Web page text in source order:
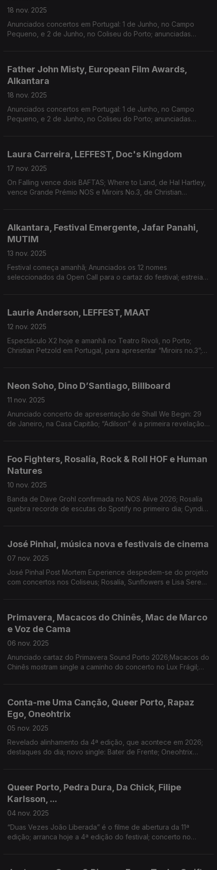
18 nov. 2025
Anunciados concertos em Portugal: 1 de Junho, no Campo
Pequeno, e 2 de Junho, no Coliseu do Porto; anunciadas
Father John Misty, European Film Awards,
Alkantara
18 nov. 2025
Anunciados concertos em Portugal: 1 de Junho, no Campo
Pequeno, e 2 de Junho, no Coliseu do Porto; anunciadas
Laura Carreira, LEFFEST, Doc's Kingdom
17 nov. 2025
On Falling vence dois BAFTAS; Where to Land, de Hal Hartley,
vence Grande Prémio NOS e Miroirs No.3, de Christian
Alkantara, Festival Emergente, Jafar Panahi,
MUTIM
13 nov. 2025
Festival começa amanhã; Anunciados os 12 nomes
seleccionados da Open Call para o cartaz do festival; estreia
Laurie Anderson, LEFFEST, MAAT
12 nov. 2025
Espectáculo X2 hoje e amanhã no Teatro Rivoli, no Porto;
Christian Petzold em Portugal, para apresentar “Miroirs no.3”;
Neon Soho, Dino D’Santiago, Billboard
11 nov. 2025
Anunciado concerto de apresentação de Shall We Begin: 29
de Janeiro, na Casa Capitão; “Adilson” é a primeira revelação
Foo Fighters, Rosalía, Rock & Roll HOF e Human
Natures
10 nov. 2025
Banda de Dave Grohl confirmada no NOS Alive 2026; Rosalía
quebra recorde de escutas do Spotify no primeiro dia; Cyndi
José Pinhal, música nova e festivais de cinema
07 nov. 2025
José Pinhal Post Mortem Experience despedem-se do projeto
com concertos nos Coliseus; Rosalía, Sunflowers e Lisa Sereno
Primavera, Macacos do Chinês, Mac de Marco
e Voz de Cama
06 nov. 2025
Anunciado cartaz do Primavera Sound Porto 2026;Macacos do
Chinês mostram single a caminho do concerto no Lux Frágil;
Conta-me Uma Canção, Queer Porto, Rapaz
Ego, Oneohtrix
05 nov. 2025
Revelado alinhamento da 4ª edição, que acontece em 2026;
destaques do dia; novo single: Bater de Frente; Oneohtrix
Queer Porto, Pedra Dura, Da Chick, Filipe
Karlsson, ...
04 nov. 2025
“Duas Vezes João Liberada” é o filme de abertura da 11ª
edição; arranca hoje a 4ª edição do festival; concerto no